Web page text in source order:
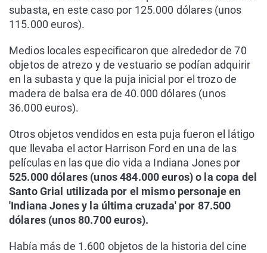
subasta, en este caso por 125.000 dólares (unos
115.000 euros).
Medios locales especificaron que alrededor de 70
objetos de atrezo y de vestuario se podían adquirir
en la subasta y que la puja inicial por el trozo de
madera de balsa era de 40.000 dólares (unos
36.000 euros).
Otros objetos vendidos en esta puja fueron el látigo
que llevaba el actor Harrison Ford en una de las
películas en las que dio vida a Indiana Jones por
525.000 dólares (unos 484.000 euros) o la copa del
Santo Grial utilizada por el mismo personaje en
'Indiana Jones y la última cruzada' por 87.500
dólares (unos 80.700 euros).
Había más de 1.600 objetos de la historia del cine